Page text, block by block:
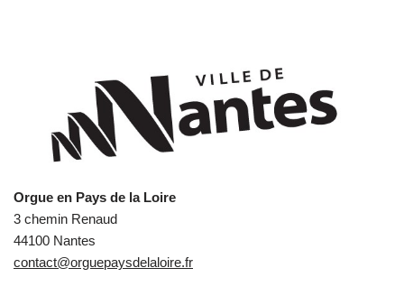
Orgue en Pays de la Loire
3 chemin Renaud
44100 Nantes
contact@orguepaysdelaloire.fr